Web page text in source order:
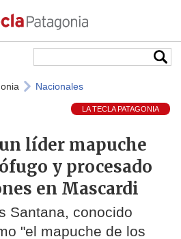
Nacionales
LA TECLA PATAGONIA
líder mapuche
y procesado
en Mascardi
Santana, conocido
"el mapuche de los